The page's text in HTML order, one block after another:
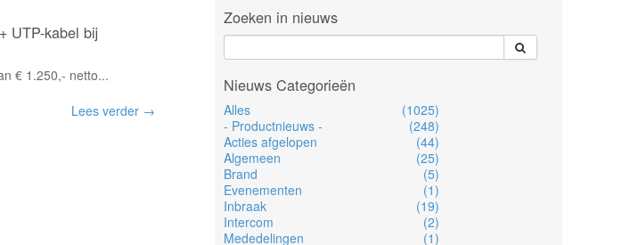
UTP-kabel bij
€ 1.250,- netto...
Lees verder →
Zoeken in nieuws
Nieuws Categorieën
Alles
(1025)
- Productnieuws -
(248)
Acties afgelopen
(44)
Algemeen
(25)
Brand
(5)
Evenementen
(1)
Inbraak
(19)
Intercom
(2)
Mededelingen
(1)